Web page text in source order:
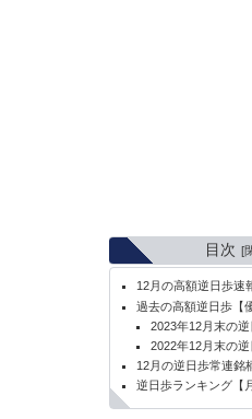
目次
12月の高額逆日歩速
過去の高額逆日歩【
2023年12月末の逆
2022年12月末の逆
12月の逆日歩常連銘
逆日歩ランキング【